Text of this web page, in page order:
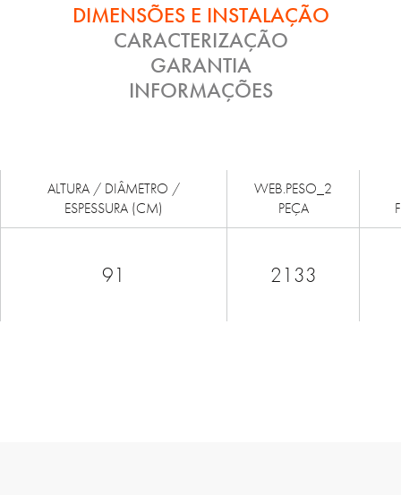
DIMENSÕES E INSTALAÇÃO
CARACTERIZAÇÃO
GARANTIA
INFORMAÇÕES
ALTURA / DIÂMETRO /
ESPESSURA (CM)
WEB.PESO_2
PEÇA
91 2133